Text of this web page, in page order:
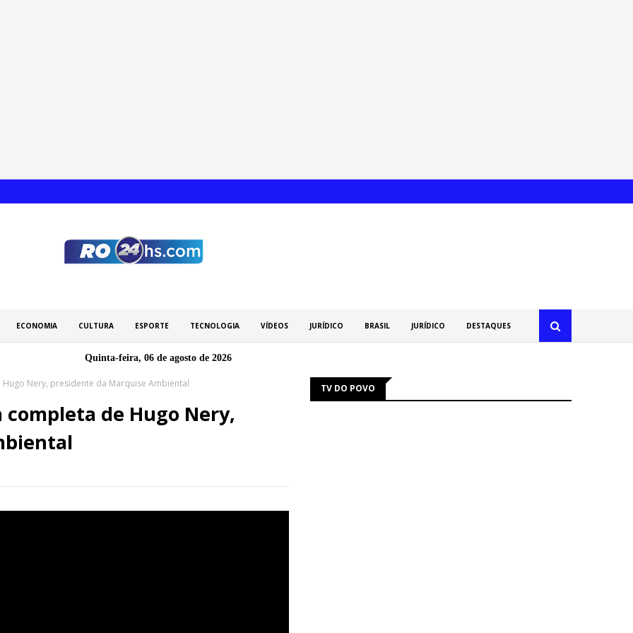
ECONOMIA CULTURA ESPORTE TECNOLOGIA VÍDEOS JURÍDICO BRASIL JURÍDICO DESTAQUES
Quinta-feira, 06 de agosto de 2026
Nery, presidente da Marquise Ambiental
de Hugo Nery,
TV DO POVO